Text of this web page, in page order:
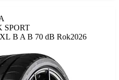
SPORT
Etykieta:
B A B 70 dB Rok2026